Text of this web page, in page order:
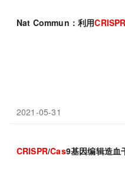
Nat Commun：利用CRISPR
2021-05-31
CRISPR/Cas9基因编辑造血